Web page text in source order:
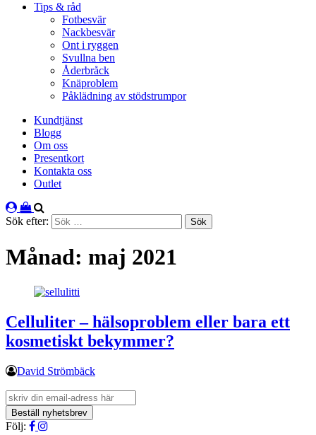
Tips & råd
Fotbesvär
Nackbesvär
Ont i ryggen
Svullna ben
Åderbråck
Knäproblem
Påklädning av stödstrumpor
Kundtjänst
Blogg
Om oss
Presentkort
Kontakta oss
Outlet
Sök efter:
Månad: maj 2021
Celluliter – hälsoproblem eller bara ett
kosmetiskt bekymmer?
David Strömbäck
Följ: